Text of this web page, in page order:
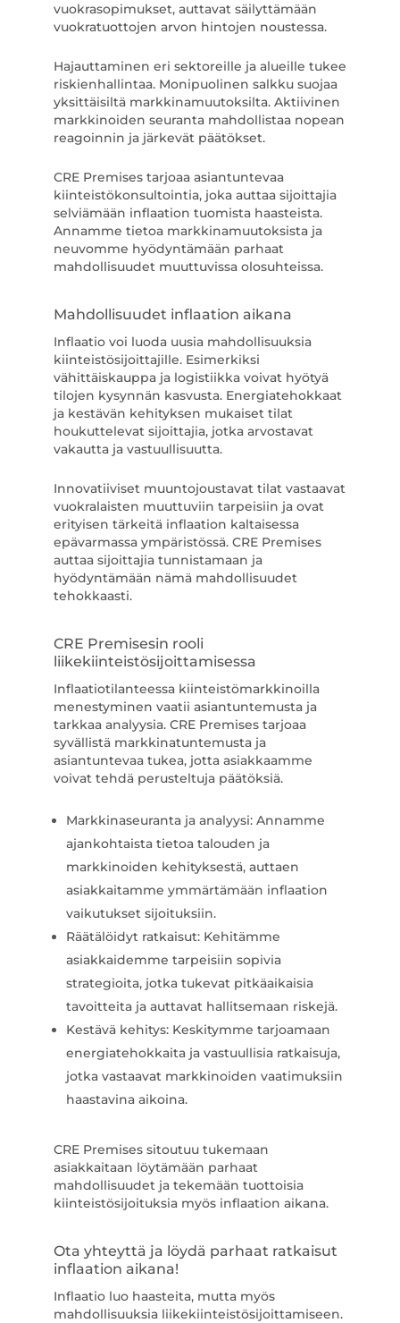
vuokrasopimukset, auttavat säilyttämään
vuokratuottojen arvon hintojen noustessa.
Hajauttaminen eri sektoreille ja alueille tukee
riskienhallintaa. Monipuolinen salkku suojaa
yksittäisiltä markkinamuutoksilta. Aktiivinen
markkinoiden seuranta mahdollistaa nopean
reagoinnin ja järkevät päätökset.
CRE Premises tarjoaa asiantuntevaa
kiinteistökonsultointia, joka auttaa sijoittajia
selviämään inflaation tuomista haasteista.
Annamme tietoa markkinamuutoksista ja
neuvomme hyödyntämään parhaat
mahdollisuudet muuttuvissa olosuhteissa.
Mahdollisuudet inflaation aikana
Inflaatio voi luoda uusia mahdollisuuksia
kiinteistösijoittajille. Esimerkiksi
vähittäiskauppa ja logistiikka voivat hyötyä
tilojen kysynnän kasvusta. Energiatehokkaat
ja kestävän kehityksen mukaiset tilat
houkuttelevat sijoittajia, jotka arvostavat
vakautta ja vastuullisuutta.
Innovatiiviset muuntojoustavat tilat vastaavat
vuokralaisten muuttuviin tarpeisiin ja ovat
erityisen tärkeitä inflaation kaltaisessa
epävarmassa ympäristössä. CRE Premises
auttaa sijoittajia tunnistamaan ja
hyödyntämään nämä mahdollisuudet
tehokkaasti.
CRE Premisesin rooli
liikekiinteistösijoittamisessa
Inflaatiotilanteessa kiinteistömarkkinoilla
menestyminen vaatii asiantuntemusta ja
tarkkaa analyysia. CRE Premises tarjoaa
syvällistä markkinatuntemusta ja
asiantuntevaa tukea, jotta asiakkaamme
voivat tehdä perusteltuja päätöksiä.
Markkinaseuranta ja analyysi: Annamme
ajankohtaista tietoa talouden ja
markkinoiden kehityksestä, auttaen
asiakkaitamme ymmärtämään inflaation
vaikutukset sijoituksiin.
Räätälöidyt ratkaisut: Kehitämme
asiakkaidemme tarpeisiin sopivia
strategioita, jotka tukevat pitkäaikaisia
tavoitteita ja auttavat hallitsemaan riskejä.
Kestävä kehitys: Keskitymme tarjoamaan
energiatehokkaita ja vastuullisia ratkaisuja,
jotka vastaavat markkinoiden vaatimuksiin
haastavina aikoina.
CRE Premises sitoutuu tukemaan
asiakkaitaan löytämään parhaat
mahdollisuudet ja tekemään tuottoisia
kiinteistösijoituksia myös inflaation aikana.
Ota yhteyttä ja löydä parhaat ratkaisut
inflaation aikana!
Inflaatio luo haasteita, mutta myös
mahdollisuuksia liikekiinteistösijoittamiseen.